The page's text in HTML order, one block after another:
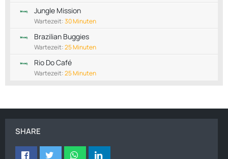
Jungle Mission
Wartezeit:30 Minuten
Brazilian Buggies
Wartezeit:25 Minuten
Rio Do Café
Wartezeit:25 Minuten
SHARE